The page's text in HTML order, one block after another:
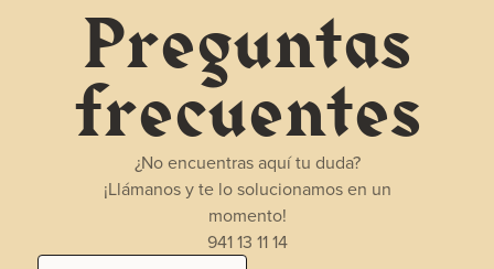
Preguntas
frecuentes
¿No encuentras aquí tu duda?
¡Llámanos y te lo solucionamos en un
momento!
941 13 11 14